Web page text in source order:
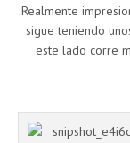
Realmente
sigue teniendo
este lado corre